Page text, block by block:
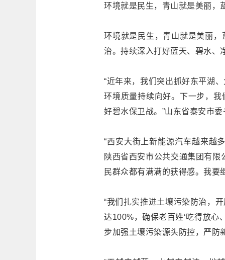
环境就是民生，青山就是美丽，
环境就是民生，青山就是美丽
治。持续深入打好蓝天、碧水、
“近年来，我们突出抓好东平湖
环境质量持续向好。下一步，
好碧水保卫战。”山东省泰安市
“西安大街上新能源汽车越来越
陕西省西安市公共交通集团有限
民群众都有满满的获得感。我要
“我们扎实推进土壤污染防治，
达100%，确保老百姓‘吃得放心
步加强土壤污染源头防控，严防